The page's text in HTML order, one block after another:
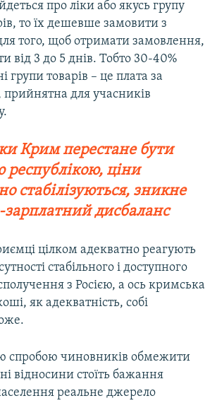
про ліки або якусь групу
то їх дешевше замовити з
того, щоб отримати замовлення,
від 3 до 5 днів. Тобто 30-40%
групи товарів – це плата за
прийнятна для учасників
Крим перестане бути
республікою, ціни
стабілізуються, зникне
зарплатний дисбаланс
цілком адекватно реагують
стабільного і доступного
з Росією, а ось кримська
як адекватність, собі
спробою чиновників обмежити
відносини стоїть бажання
реальне джерело